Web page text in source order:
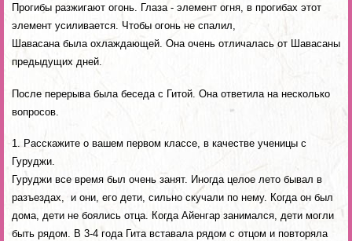
Прогибы разжигают огонь. Глаза - элемент огня, в прогибах этот
элемент усиливается. Чтобы огонь не спалил,
Шавасана была охлаждающей. Она очень отличалась от Шавасаны
предыдущих дней.
После перерыва была беседа с Гитой. Она ответила на несколько
вопросов.
1. Расскажите о вашем первом классе, в качестве ученицы с
Гуруджи.
Гуруджи все время был очень занят. Иногда целое лето бывал в
разъездах, и они, его дети, сильно скучали по нему. Когда он был
дома, дети не боялись отца. Когда Айенгар занимался, дети могли
быть рядом. В 3-4 года Гита вставала рядом с отцом и повторяла